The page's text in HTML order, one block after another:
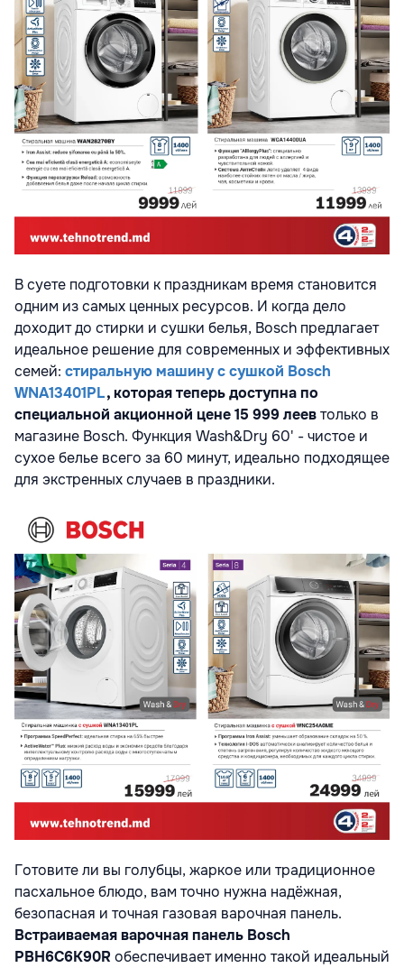
В суете подготовки к праздникам время становится
одним из самых ценных ресурсов. И когда дело
доходит до стирки и сушки белья, Bosch предлагает
идеальное решение для современных и эффективных
семей: стиральную машину с сушкой Bosch
WNA13401PL, которая теперь доступна по
специальной акционной цене 15 999 леевтолько в
магазине Bosch. Функция Wash&Dry 60' - чистое и
сухое белье всего за 60 минут, идеально подходящее
для экстренных случаев в праздники.
Готовите ли вы голубцы, жаркое или традиционное
пасхальное блюдо, вам точно нужна надёжная,
безопасная и точная газовая варочная панель.
Встраиваемая варочная панель Bosch
PBH6C6K90R обеспечивает именно такой идеальный